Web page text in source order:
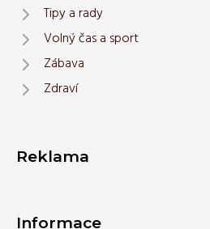
Tipy a rady
Volný čas a sport
Zábava
Zdraví
Reklama
Informace